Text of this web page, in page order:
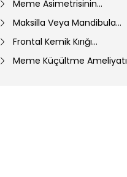
Meme Asimetrisinin
Düzeltilmesi Ameliyatı
Maksilla Veya Mandibula
Kırığı Cerrahisi
Frontal Kemik Kırığı
Cerrahisi
Meme Küçültme Ameliyatı